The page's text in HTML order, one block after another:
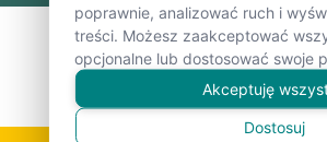
poprawnie, analizować ruch i
treści. Możesz zaakceptować
opcjonalne lub dostosować swoje
Akceptuję
Dostosuj